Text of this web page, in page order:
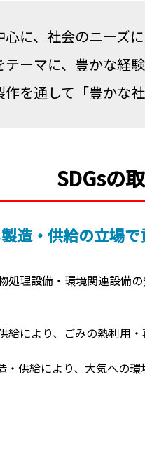
に、社会のニーズ
ーマに、豊かな経
を通して「豊かな
SDGsの
造・供給の立場で
理設備・環境関連設備
給により、ごみの熱利用
・供給により、大気への